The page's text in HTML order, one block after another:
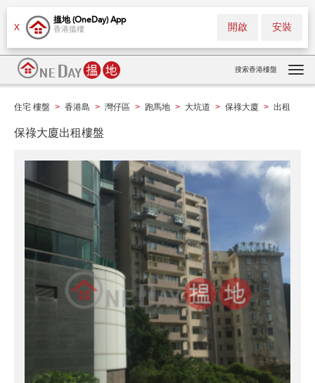
X
搵地 (OneDay) App
香港搵樓 安裝
開啟
搜索香港樓盤
住宅 樓盤 > 香港島 > 灣仔區 > 跑馬地 > 大坑道 > 保祿大廈 > 出租
保祿大廈出租樓盤